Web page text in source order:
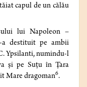
capul de un călău
lui Napoleon –
a destituit pe ambii
Ypsilanti, numindu-l
și pe Suțu în Țara
Mare dragoman6.